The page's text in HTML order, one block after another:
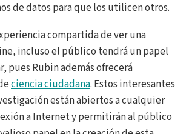
de datos para que los utilicen otros.
compartida de ver una
incluso el público tendrá un papel
pues Rubin además ofrecerá
ciencia ciudadana. Estos interesantes
están abiertos a cualquier
a Internet y permitirán al público